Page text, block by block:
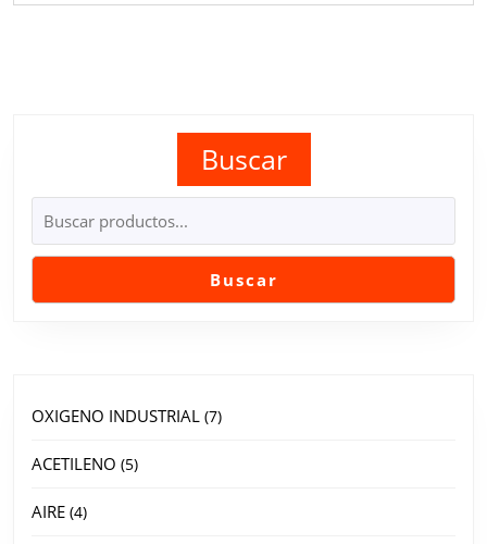
Buscar
Buscar
OXIGENO INDUSTRIAL 7
ACETILENO 5
AIRE 4